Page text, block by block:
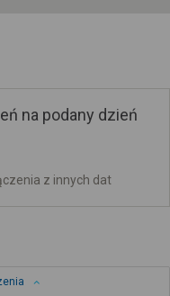
na podany dzień
z innych dat